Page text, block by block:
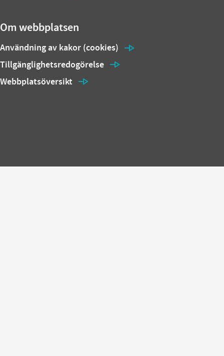
Om webbplatsen
Användning av kakor (cookies)
Tillgänglighetsredogörelse
Webbplatsöversikt